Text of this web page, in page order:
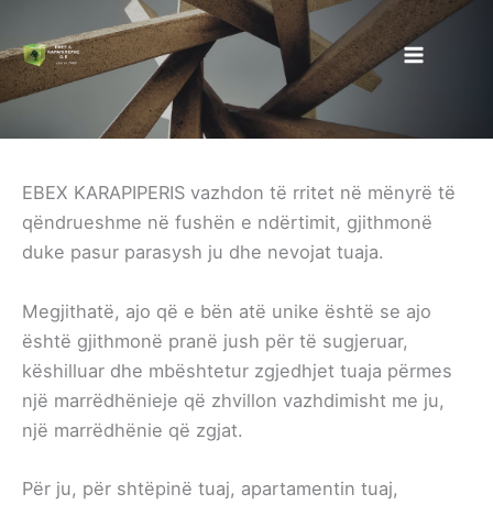
te
përmbajtja
EBEX KARAPIPERIS vazhdon të rritet në mënyrë të
qëndrueshme në fushën e ndërtimit, gjithmonë
duke pasur parasysh ju dhe nevojat tuaja.
Megjithatë, ajo që e bën atë unike është se ajo
është gjithmonë pranë jush për të sugjeruar,
këshilluar dhe mbështetur zgjedhjet tuaja përmes
një marrëdhënieje që zhvillon vazhdimisht me ju,
një marrëdhënie që zgjat.
Për ju, për shtëpinë tuaj, apartamentin tuaj,